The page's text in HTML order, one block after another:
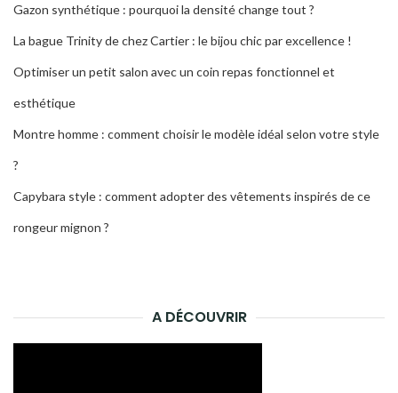
Gazon synthétique : pourquoi la densité change tout ?
La bague Trinity de chez Cartier : le bijou chic par excellence !
Optimiser un petit salon avec un coin repas fonctionnel et
esthétique
Montre homme : comment choisir le modèle idéal selon votre style
?
Capybara style : comment adopter des vêtements inspirés de ce
rongeur mignon ?
A DÉCOUVRIR